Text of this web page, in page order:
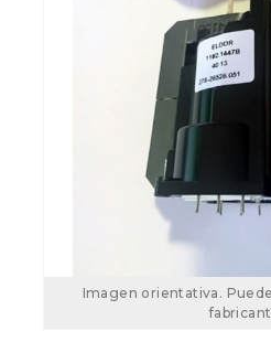
Imagen orientativa.